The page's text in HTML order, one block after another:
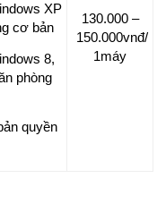
XP
cơ bản
8,
phòng
quyền
130.000 –
150.000vnđ/
1máy